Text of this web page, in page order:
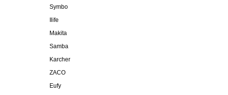
Symbo
Ilife
Makita
Samba
Karcher
ZACO
Eufy